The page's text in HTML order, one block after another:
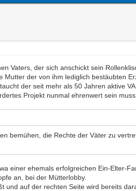
Vaters, der sich anschickt sein
der von ihm lediglich bestäubten
der seit mehr als 50 Jahren aktive
Projekt nunmal ehrenwert sein muss.
bemühen, die Rechte der Väter zu
einer ehemals erfolgreichen Ein-Elter-
an, bei der Mütterlobby.
und auf der rechten Seite wird bereits